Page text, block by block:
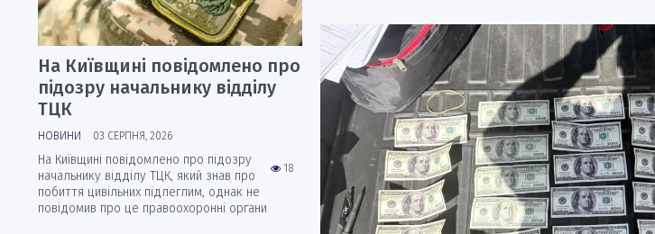
На Київщині повідомлено про
підозру начальнику відділу
ТЦК
НОВИНИ 03 СЕРПНЯ, 2026
18
На Київщині повідомлено про підозру
начальнику відділу ТЦК, який знав про
побиття цивільних підлеглим, однак не
повідомив про це правоохоронні органи